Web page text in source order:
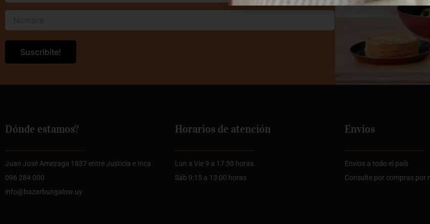
Dónde estamos?
Juan José Amezaga 1837 entre Justicia e Inca
096 284 000
info@bazarbungalow.uy
Horarios de atención
Lun a Vie 9 a 17:30 horas.
Sáb 9:15 a 13:00 horas
Envíos
Envios a todo el país
Consulte por compras por